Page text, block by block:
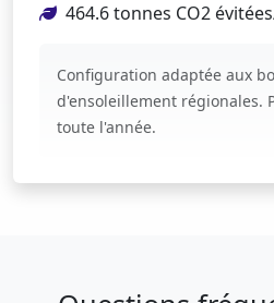
464.6 tonnes CO2
Configuration adaptée aux
d'ensoleillement régionales.
toute l'année.